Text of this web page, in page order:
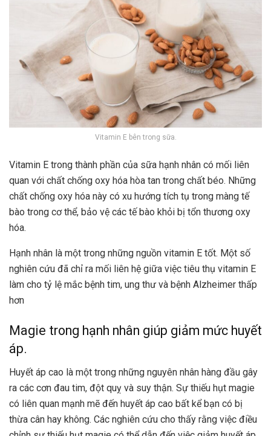
Vitamin E bên trong sữa.
Vitamin E trong thành phần của sữa hạnh nhân có mối liên
quan với chất chống oxy hóa hòa tan trong chất béo. Những
chất chống oxy hóa này có xu hướng tích tụ trong màng tế
bào trong cơ thể, bảo vệ các tế bào khỏi bị tổn thương oxy
hóa.
Hạnh nhân là một trong những nguồn vitamin E tốt. Một số
nghiên cứu đã chỉ ra mối liên hệ giữa việc tiêu thụ vitamin E
làm cho tỷ lệ mắc bệnh tim, ung thư và bệnh Alzheimer thấp
hơn
Magie trong hạnh nhân giúp giảm mức huyết
áp.
Huyết áp cao là một trong những nguyên nhân hàng đầu gây
ra các cơn đau tim, đột quỵ và suy thận. Sự thiếu hụt magie
có liên quan mạnh mẽ đến huyết áp cao bất kể bạn có bị
thừa cân hay không. Các nghiên cứu cho thấy rằng việc điều